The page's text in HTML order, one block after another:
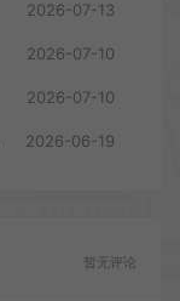
2026-07-13
2026-07-10
2026-07-10
2026-06-19
暂无评论